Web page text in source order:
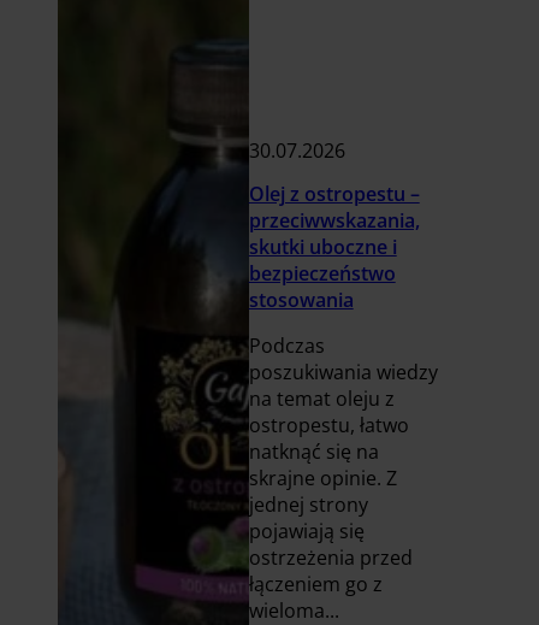
30.07.2026
Olej z ostropestu –
przeciwwskazania,
skutki uboczne i
bezpieczeństwo
stosowania
Podczas
poszukiwania wiedzy
na temat oleju z
ostropestu, łatwo
natknąć się na
skrajne opinie. Z
jednej strony
pojawiają się
ostrzeżenia przed
łączeniem go z
wieloma...